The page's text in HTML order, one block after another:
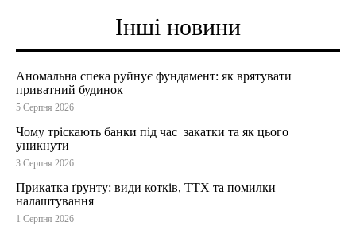
Інші новини
Аномальна спека руйнує фундамент: як врятувати
приватний будинок
5 Серпня 2026
Чому тріскають банки під час закатки та як цього
уникнути
3 Серпня 2026
Прикатка ґрунту: види котків, ТТХ та помилки
налаштування
1 Серпня 2026